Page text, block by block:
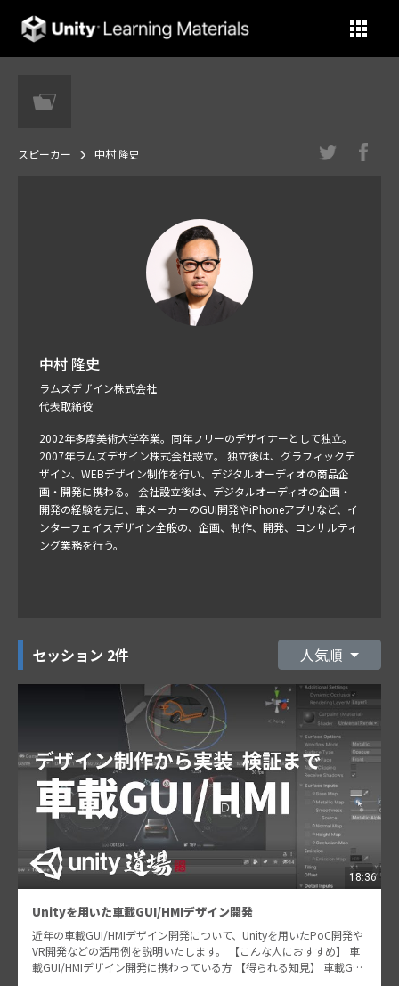
Unity Learning Materials
スピーカー 中村 隆史
中村 隆史
ラムズデザイン株式会社
代表取締役
2002年多摩美術大学卒業。同年フリーのデザイナーとして独立。
2007年ラムズデザイン株式会社設立。 独立後は、グラフィックデ
ザイン、WEBデザイン制作を行い、デジタルオーディオの商品企
画・開発に携わる。 会社設立後は、デジタルオーディオの企画・
開発の経験を元に、車メーカーのGUI開発やiPhoneアプリなど、イ
ンターフェイスデザイン全般の、企画、制作、開発、コンサルティ
ング業務を行う。
セッション 2件 人気順
18:36
Unityを用いた車載GUI/HMIデザイン開発
近年の車載GUI/HMIデザイン開発について、Unityを用いたPoC開発や
VR開発などの活用例を説明いたします。 【こんな人におすすめ】 車
載GUI/HMIデザイン開発に携わっている方 【得られる知見】 車載GUI/